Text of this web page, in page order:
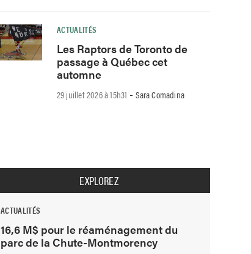
ACTUALITÉS
Les Raptors de Toronto de
passage à Québec cet
automne
29 juillet 2026 à 15h31 -Sara Comadina
EXPLOREZ
ACTUALITÉS
16,6 M$ pour le réaménagement du
parc de la Chute-Montmorency